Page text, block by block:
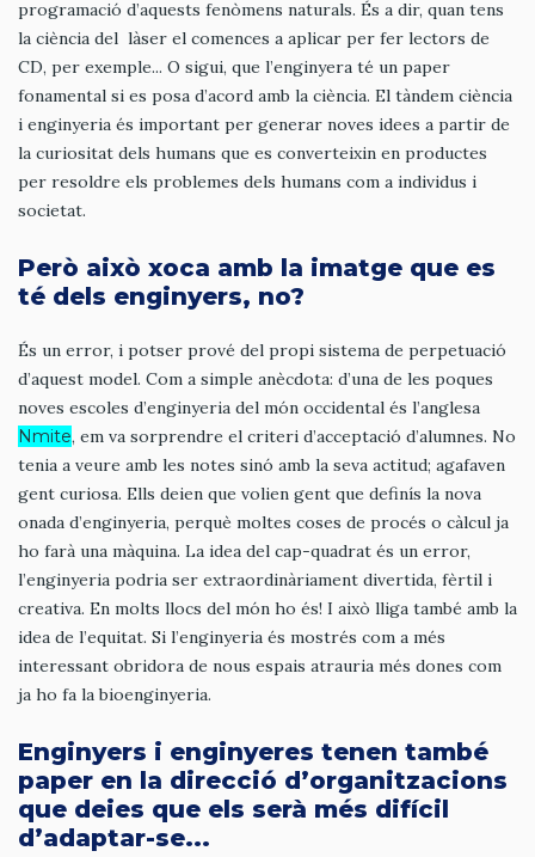
programació d’aquests fenòmens naturals. És a dir, quan tens
la ciència del làser el comences a aplicar per fer lectors de
CD, per exemple... O sigui, que l’enginyera té un paper
fonamental si es posa d’acord amb la ciència. El tàndem ciència
i enginyeria és important per generar noves idees a partir de
la curiositat dels humans que es converteixin en productes
per resoldre els problemes dels humans com a individus i
societat.
Però això xoca amb la imatge que es
té dels enginyers, no?
És un error, i potser prové del propi sistema de perpetuació
d’aquest model. Com a simple anècdota: d’una de les poques
noves escoles d’enginyeria del món occidental és l’anglesa
Nmite, em va sorprendre el criteri d’acceptació d’alumnes. No
tenia a veure amb les notes sinó amb la seva actitud; agafaven
gent curiosa. Ells deien que volien gent que definís la nova
onada d’enginyeria, perquè moltes coses de procés o càlcul ja
ho farà una màquina. La idea del cap-quadrat és un error,
l’enginyeria podria ser extraordinàriament divertida, fèrtil i
creativa. En molts llocs del món ho és! I això lliga també amb la
idea de l’equitat. Si l’enginyeria és mostrés com a més
interessant obridora de nous espais atrauria més dones com
ja ho fa la bioenginyeria.
Enginyers i enginyeres tenen també
paper en la direcció d’organitzacions
que deies que els serà més difícil
d’adaptar-se...